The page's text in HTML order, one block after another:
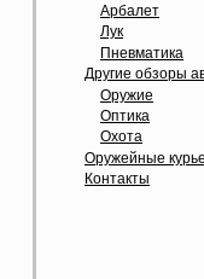
Арбалет
Лук
Пневматика
Другие обзоры
Оружие
Оптика
Охота
Оружейные
Контакты